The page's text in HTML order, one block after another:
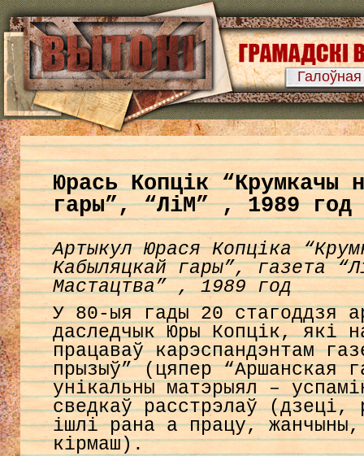
Галоўная
Юрась Копцік “Крумкачы
гары”, “ЛіМ” , 1989 год
Артыкул Юрася Копціка
Кабыляцкай гары”, газета
Мастацтва” , 1989 год
У 80-ыя гады 20 стагоддзя
даследчык Юры Копцік, які
працаваў карэспандэнтам
прызыў” (цяпер “Аршанская
унікальны матэрыял –
сведкаў расстрэлаў (дзеці,
ішлі рана а працу,
кірмаш).